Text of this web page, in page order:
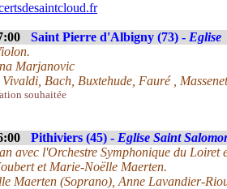
Saint Pierre d'Albigny (73) - Eglise
Marjanovic
Bach, Buxtehude, Fauré ,
souhaitée
Pithiviers (45) - Eglise Saint
avec l'Orchestre Symphonique du
et Marie-Noëlle Maerten.
Maerten (Soprano), Anne Lavandier-